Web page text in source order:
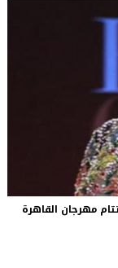
مهرجان القاهرة